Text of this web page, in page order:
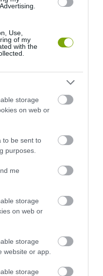
Use,
of my
with the
storage
on web or
to be sent to
purposes.
me
storage
on web or
storage
website or app.
storage
CSAK A FÖLD
LÉGKÖRI ASZÁLY
KI A VIZET A
TERMÉSZET NEM SZERETI
EGYHANGÚSÁGOT: A